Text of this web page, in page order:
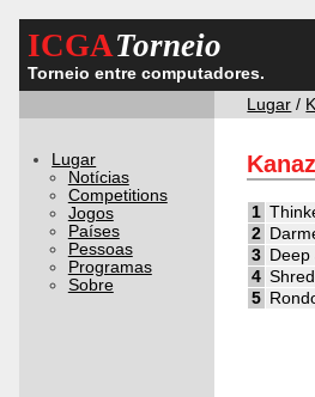
ICGATorneio
Torneio entre computadores.
Lugar /
Lugar
Notícias
Competitions
Jogos
Países
Pessoas
Programas
Sobre
1
2
3
4
5